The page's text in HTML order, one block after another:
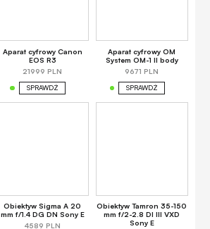
Aparat cyfrowy Canon
EOS R3
21999 PLN
SPRAWDŹ
Aparat cyfrowy OM
System OM-1 II body
9671 PLN
SPRAWDŹ
Obiektyw Sigma A 20
mm f/1.4 DG DN Sony E
4589 PLN
Obiektyw Tamron 35-150
mm f/2-2.8 DI III VXD
Sony E